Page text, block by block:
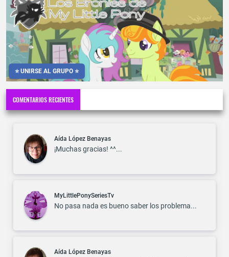
⭐ UNIRSE AL GRUPO ⭐
COMENTARIOS RECIENTES
Aída López Benayas
¡Muchas gracias! ^^...
MyLittlePonySeriesTv
No pasa nada es bueno saber los problema...
Aída López Benayas